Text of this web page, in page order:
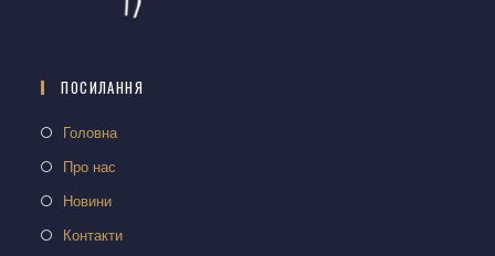
ПОСИЛАННЯ
Головна
Про нас
Новини
Контакти